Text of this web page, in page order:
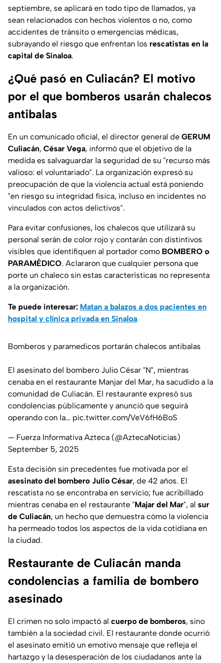
septiembre, se aplicará en todo tipo de llamados, ya
sean relacionados con hechos violentos o no, como
accidentes de tránsito o emergencias médicas,
subrayando el riesgo que enfrentan los rescatistas en la
capital de Sinaloa.
¿Qué pasó en Culiacán? El motivo
por el que bomberos usarán chalecos
antibalas
En un comunicado oficial, el director general de GERUM
Culiacán, César Vega, informó que el objetivo de la
medida es salvaguardar la seguridad de su "recurso más
valioso: el voluntariado". La organización expresó su
preocupación de que la violencia actual está poniendo
"en riesgo su integridad física, incluso en incidentes no
vinculados con actos delictivos".
Para evitar confusiones, los chalecos que utilizará su
personal serán de color rojo y contarán con distintivos
visibles que identifiquen al portador como BOMBERO o
PARAMÉDICO. Aclararon que cualquier persona que
porte un chaleco sin estas características no representa
a la organización.
Te puede interesar: Matan a balazos a dos pacientes en
hospital y clínica privada en Sinaloa
Bomberos y paramedicos portarán chalecos antibalas
El asesinato del bombero Julio César "N", mientras
cenaba en el restaurante Manjar del Mar, ha sacudido a la
comunidad de Culiacán. El restaurante expresó sus
condolencias públicamente y anunció que seguirá
operando con la… pic.twitter.com/VeV6fH6BoS
— Fuerza Informativa Azteca (@AztecaNoticias)
September 5, 2025
Esta decisión sin precedentes fue motivada por el
asesinato del bombero Julio César, de 42 años. El
rescatista no se encontraba en servicio; fue acribillado
mientras cenaba en el restaurante "Majar del Mar", al sur
de Culiacán, un hecho que demuestra cómo la violencia
ha permeado todos los aspectos de la vida cotidiana en
la ciudad.
Restaurante de Culiacán manda
condolencias a familia de bombero
asesinado
El crimen no solo impactó al cuerpo de bomberos, sino
también a la sociedad civil. El restaurante donde ocurrió
el asesinato emitió un emotivo mensaje que refleja el
hartazgo y la desesperación de los ciudadanos ante la